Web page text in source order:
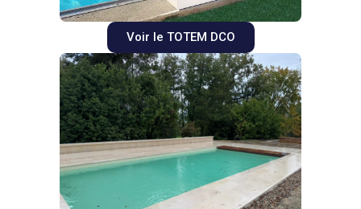
Voir le TOTEM DCO